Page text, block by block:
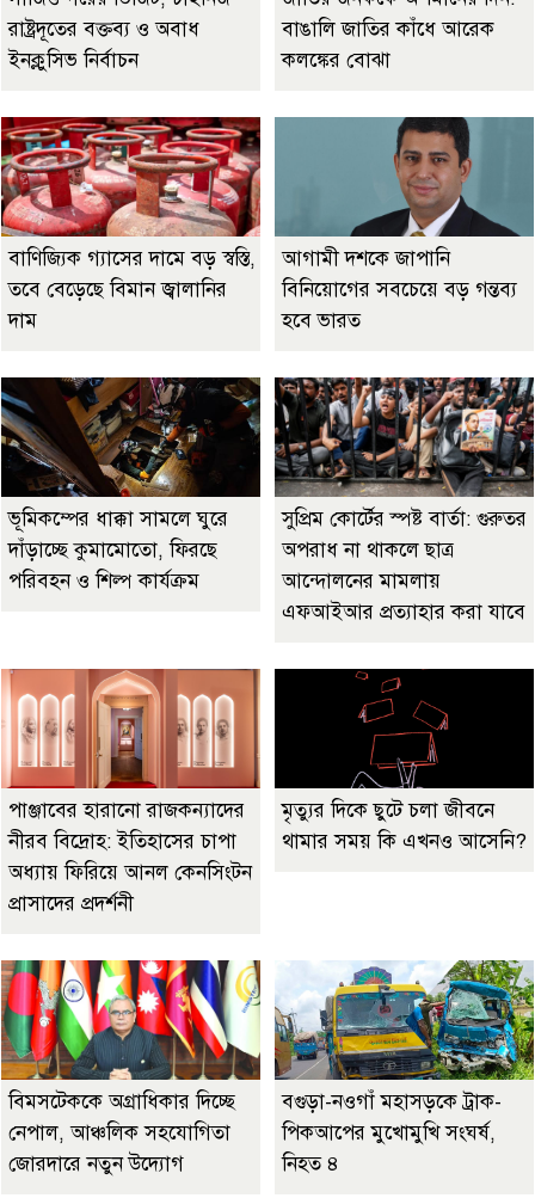
রাষ্ট্রদূতের বক্তব্য ও অবাধ
ইনক্লুসিভ নির্বাচন
বাঙালি জাতির কাঁধে আরেক
কলঙ্কের বোঝা
বাণিজ্যিক গ্যাসের দামে বড় স্বস্তি,
তবে বেড়েছে বিমান জ্বালানির
দাম
আগামী দশকে জাপানি
বিনিয়োগের সবচেয়ে বড় গন্তব্য
হবে ভারত
ভূমিকম্পের ধাক্কা সামলে ঘুরে
দাঁড়াচ্ছে কুমামোতো, ফিরছে
পরিবহন ও শিল্প কার্যক্রম
সুপ্রিম কোর্টের স্পষ্ট বার্তা: গুরুতর
অপরাধ না থাকলে ছাত্র
আন্দোলনের মামলায়
এফআইআর প্রত্যাহার করা যাবে
পাঞ্জাবের হারানো রাজকন্যাদের
নীরব বিদ্রোহ: ইতিহাসের চাপা
অধ্যায় ফিরিয়ে আনল কেনসিংটন
প্রাসাদের প্রদর্শনী
মৃত্যুর দিকে ছুটে চলা জীবনে
থামার সময় কি এখনও আসেনি?
বিমসটেককে অগ্রাধিকার দিচ্ছে
নেপাল, আঞ্চলিক সহযোগিতা
জোরদারে নতুন উদ্যোগ
বগুড়া-নওগাঁ মহাসড়কে ট্রাক-
পিকআপের মুখোমুখি সংঘর্ষ,
নিহত ৪